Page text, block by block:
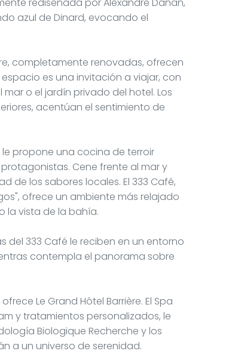
azul de Dinard, evocando el
completamente renovadas, ofrecen
es una invitación a viajar, con
o el jardín privado del hotel. Los
acentúan el sentimiento de
le propone una cocina de terroir
Cene frente al mar y
de los sabores locales. El 333 Café,
ofrece un ambiente más relajado
la vista de la bahía.
del 333 Café le reciben en un entorno
contempla el panorama sobre
Le Grand Hôtel Barrière. El Spa
y tratamientos personalizados, le
Biologique Recherche y los
a un universo de serenidad.